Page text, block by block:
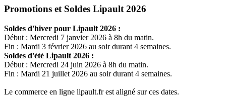
Promotions et Soldes Lipault 2026
Soldes d'hiver pour Lipault 2026 :
Début : Mercredi 7 janvier 2026 à 8h du matin.
Fin : Mardi 3 février 2026 au soir durant 4 semaines.
Soldes d'été Lipault 2026 :
Début : Mercredi 24 juin 2026 à 8h du matin.
Fin : Mardi 21 juillet 2026 au soir durant 4 semaines.
Le commerce en ligne lipault.frest aligné sur ces dates.